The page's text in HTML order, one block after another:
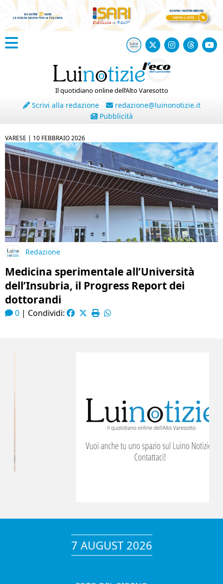
Il quotidiano online dell’Alto Varesotto
Scrivi alla redazione
redazione@luinonotizie.it
Pubblicità
VARESE | 10 FEBBRAIO 2026
Redazione
Medicina sperimentale all’Università
dell’Insubria, il Progress Report dei
dottorandi
0 | Condividi:
7 AUGUST 2026